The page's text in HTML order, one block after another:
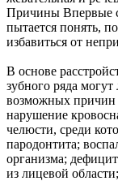
Причины Впервые
пытается понять,
избавиться от
В основе
зубного ряда
возможных причин
нарушение
челюсти, среди
пародонтита;
организма;
из лицевой